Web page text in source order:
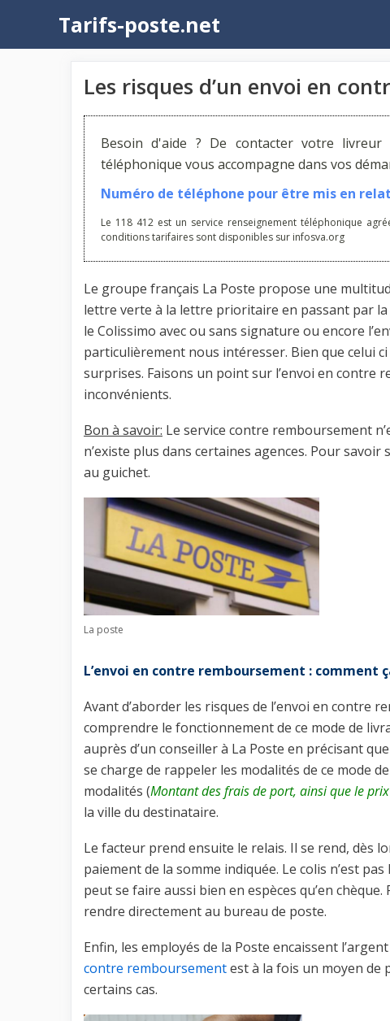
contenu
Tarifs-poste.net
Les risques d’un envoi en
Besoin d'aide ? De contacter votre
téléphonique vous accompagne dans vos
Numéro de téléphone pour être mis en
Le 118 412 est un service renseignement téléphonique
conditions tarifaires sont disponibles sur infosva.org
Le groupe français La Poste propose une
lettre verte à la lettre prioritaire en passant par
le Colissimo avec ou sans signature ou encore
particulièrement nous intéresser. Bien que celui
surprises. Faisons un point sur l’envoi en contre
inconvénients.
Bon à savoir: Le service contre remboursement
n’existe plus dans certaines agences. Pour
au guichet.
La poste
L’envoi en contre remboursement : comment
Avant d’aborder les risques de l’envoi en contre
comprendre le fonctionnement de ce mode de
auprès d’un conseiller à La Poste en précisant
se charge de rappeler les modalités de ce mode
modalités (Montant des frais de port, ainsi que le
la ville du destinataire.
Le facteur prend ensuite le relais. Il se rend, dès
paiement de la somme indiquée. Le colis n’est
peut se faire aussi bien en espèces qu’en
rendre directement au bureau de poste.
Enfin, les employés de la Poste encaissent
contre remboursementest à la fois un moyen de
certains cas.